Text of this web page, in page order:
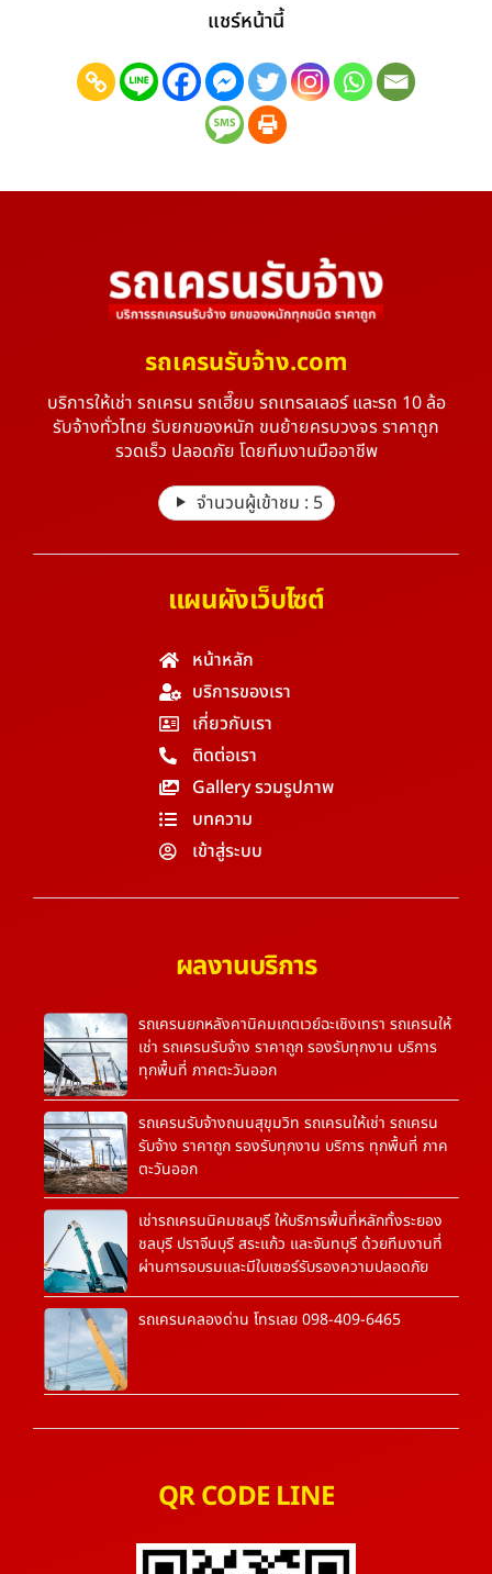
แชร์หน้านี้
รถเครนรับจ้าง.com
บริการให้เช่า รถเครน รถเฮี๊ยบ รถเทรลเลอร์ และรถ 10 ล้อ
รับจ้างทั่วไทย รับยกของหนัก ขนย้ายครบวงจร ราคาถูก
รวดเร็ว ปลอดภัย โดยทีมงานมืออาชีพ
จำนวนผู้เข้าชม : 5
แผนผังเว็บไซต์
หน้าหลัก
บริการของเรา
เกี่ยวกับเรา
ติดต่อเรา
Gallery รวมรูปภาพ
บทความ
เข้าสู่ระบบ
ผลงานบริการ
รถเครนยกหลังคานิคมเกตเวย์ฉะเชิงเทรา รถเครนให้
เช่า รถเครนรับจ้าง ราคาถูก รองรับทุกงาน บริการ
ทุกพื้นที่ ภาคตะวันออก
รถเครนรับจ้างถนนสุขุมวิท รถเครนให้เช่า รถเครน
รับจ้าง ราคาถูก รองรับทุกงาน บริการ ทุกพื้นที่ ภาค
ตะวันออก
เช่ารถเครนนิคมชลบุรี ให้บริการพื้นที่หลักทั้งระยอง
ชลบุรี ปราจีนบุรี สระแก้ว และจันทบุรี ด้วยทีมงานที่
ผ่านการอบรมและมีใบเซอร์รับรองความปลอดภัย
รถเครนคลองด่าน โทรเลย 098-409-6465
QR CODE LINE